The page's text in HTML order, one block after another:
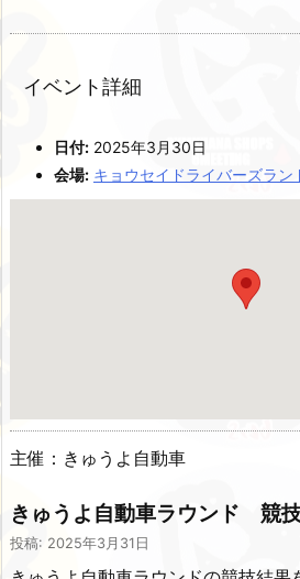
イベント詳細
日付: 2025年3月30日
会場: キョウセイドライバーズラン
主催：きゅうよ自動車
きゅうよ自動車ラウンド 競
投稿: 2025年3月31日